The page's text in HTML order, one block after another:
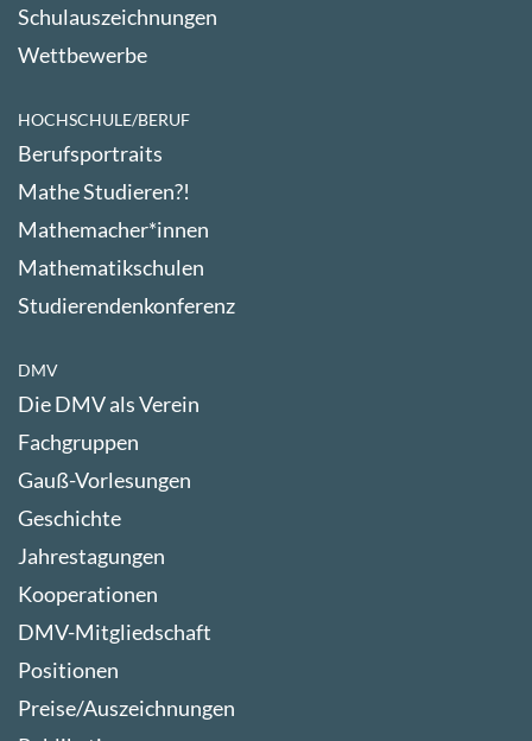
Schulauszeichnungen
Wettbewerbe
HOCHSCHULE/BERUF
Berufsportraits
Mathe Studieren?!
Mathemacher*innen
Mathematikschulen
Studierendenkonferenz
DMV
Die DMV als Verein
Fachgruppen
Gauß-Vorlesungen
Geschichte
Jahrestagungen
Kooperationen
DMV-Mitgliedschaft
Positionen
Preise/Auszeichnungen